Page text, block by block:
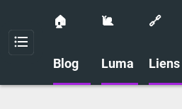
Menu
🏠
Blog
🐌
Luma
🔗
Liens